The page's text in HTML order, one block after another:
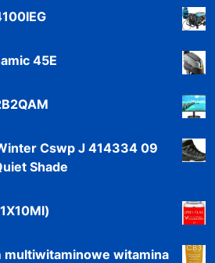
45E
Cswp J 414334 09
Shade
multiwitaminowe witamina